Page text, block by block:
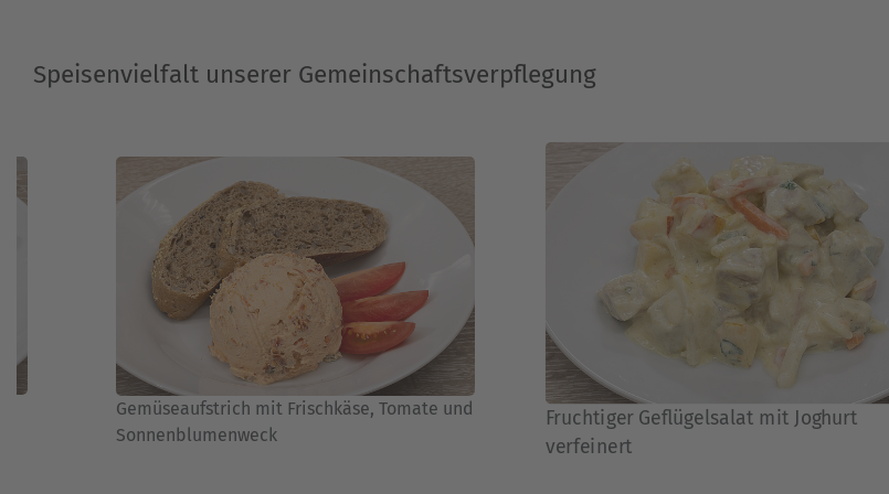
Speisenvielfalt unserer Gemeinschaftsverpflegung
Gemüseaufstrich mit Frischkäse, Tomate und
Sonnenblumenweck
Fruchtiger Geflügelsalat mit Joghurt
verfeinert